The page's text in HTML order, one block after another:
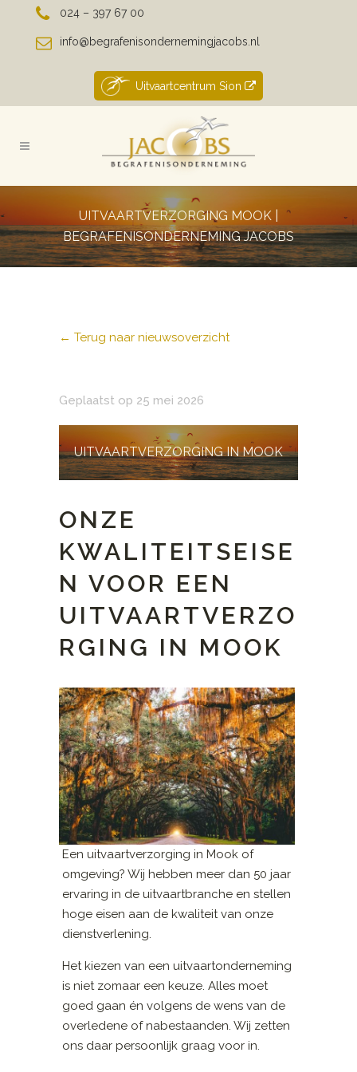
024 – 397 67 00
info@begrafenisondernemingjacobs.nl
Uitvaartcentrum Sion
UITVAARTVERZORGING MOOK |
BEGRAFENISONDERNEMING JACOBS
← Terug naar nieuwsoverzicht
Geplaatst op 25 mei 2026
UITVAARTVERZORGING IN MOOK
ONZE
KWALITEITSEISE
N VOOR EEN
UITVAARTVERZO
RGING IN MOOK
Een uitvaartverzorging in Mook of
omgeving? Wij hebben meer dan 50 jaar
ervaring in de uitvaartbranche en stellen
hoge eisen aan de kwaliteit van onze
dienstverlening.
Het kiezen van een uitvaartonderneming
is niet zomaar een keuze. Alles moet
goed gaan én volgens de wens van de
overledene of nabestaanden. Wij zetten
ons daar persoonlijk graag voor in.